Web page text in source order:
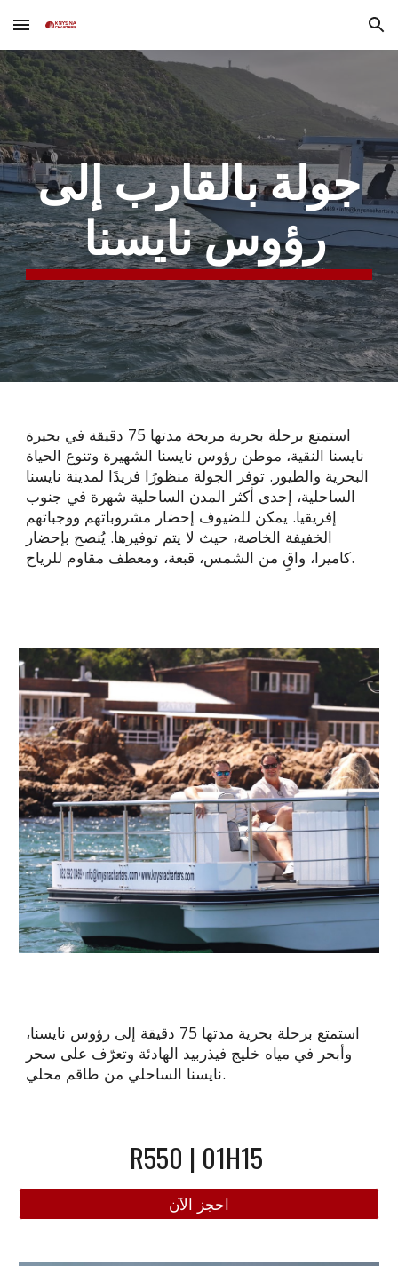
Skip to main content Skip to navigation
جولة بالقارب إلى
رؤوس نايسنا
استمتع برحلة بحرية مريحة مدتها 75 دقيقة في بحيرة
نايسنا النقية، موطن رؤوس نايسنا الشهيرة وتنوع الحياة
البحرية والطيور. توفر الجولة منظورًا فريدًا لمدينة نايسنا
الساحلية، إحدى أكثر المدن الساحلية شهرة في جنوب
إفريقيا. يمكن للضيوف إحضار مشروباتهم ووجباتهم
الخفيفة الخاصة، حيث لا يتم توفيرها. يُنصح بإحضار
كاميرا، واقٍ من الشمس، قبعة، ومعطف مقاوم للرياح.
استمتع برحلة بحرية مدتها 75 دقيقة إلى رؤوس نايسنا،
وأبحر في مياه خليج فيذربيد الهادئة وتعرّف على سحر
نايسنا الساحلي من طاقم محلي.
R550 | 01H15
احجز الآن